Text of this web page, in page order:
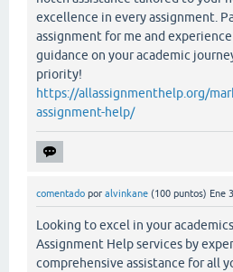
excellence in every assignment.
assignment for me and
guidance on your academic
priority!
https://allassignmenthelp.org/
assignment-help/
comentado por alvinkane (100 puntos) Ene
Looking to excel in your
Assignment Help services by
comprehensive assistance for all